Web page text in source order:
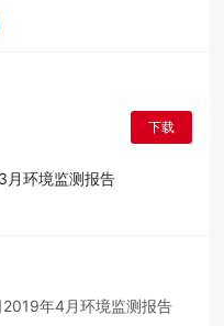
下载
月环境监测报告
年4月环境监测报告